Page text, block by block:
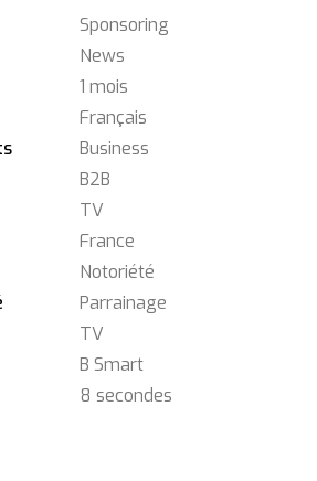
Sponsoring
News
1 mois
Français
Business
B2B
TV
France
Notoriété
Parrainage
TV
B Smart
8 secondes